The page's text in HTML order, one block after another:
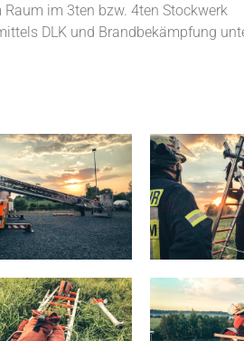
im 3ten bzw. 4ten Stockwerk
DLK und Brandbekämpfung